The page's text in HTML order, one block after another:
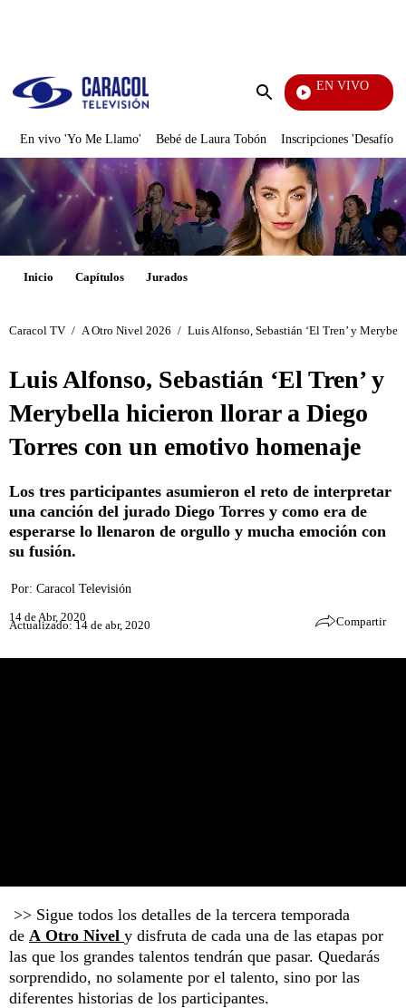
Enviar
EN VIVO
La Red
En vivo 'Yo Me Llamo' Bebé de Laura Tobón Inscripciones 'Desafío'
Inicio Capítulos Jurados
Caracol TV / A Otro Nivel 2026 / Luis Alfonso, Sebastián ‘El Tren’ y
Luis Alfonso, Sebastián ‘El Tren’ y
Merybella hicieron llorar a Diego
Torres con un emotivo homenaje
Los tres participantes asumieron el reto de interpretar
una canción del jurado Diego Torres y como era de
esperarse lo llenaron de orgullo y mucha emoción con
su fusión.
Por: Caracol Televisión
14 de Abr, 2020
Actualizado: 14 de abr, 2020 Compartir
>> Sigue todos los detalles de la tercera temporada
de A Otro Nivel y disfruta de cada una de las etapas por
las que los grandes talentos tendrán que pasar. Quedarás
sorprendido, no solamente por el talento, sino por las
diferentes historias de los participantes.